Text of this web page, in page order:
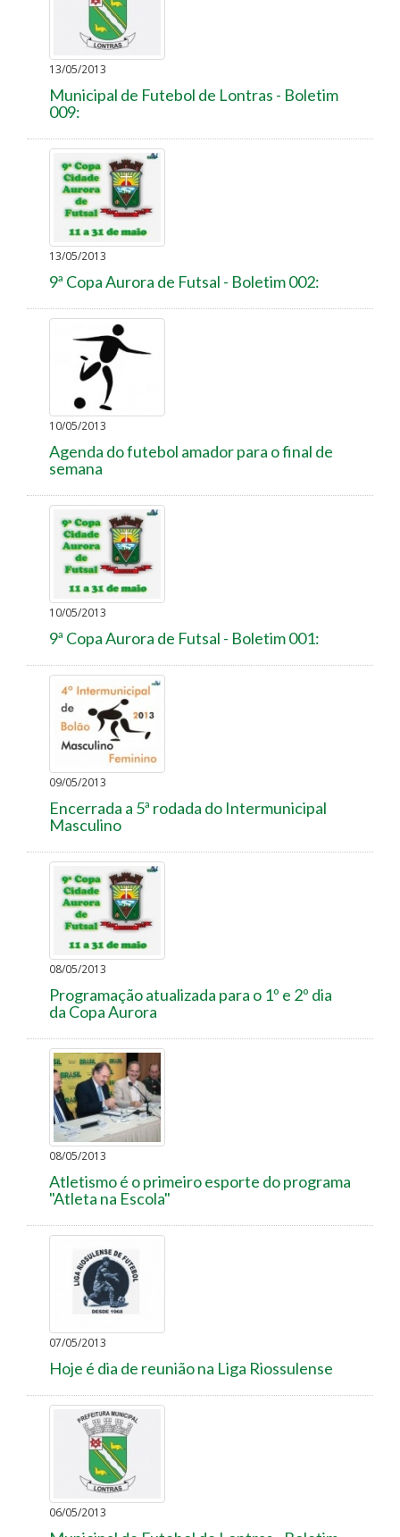
13/05/2013
Municipal de Futebol de Lontras - Boletim
009:
13/05/2013
9ª Copa Aurora de Futsal - Boletim 002:
10/05/2013
Agenda do futebol amador para o final de
semana
10/05/2013
9ª Copa Aurora de Futsal - Boletim 001:
09/05/2013
Encerrada a 5ª rodada do Intermunicipal
Masculino
08/05/2013
Programação atualizada para o 1º e 2º dia
da Copa Aurora
08/05/2013
Atletismo é o primeiro esporte do programa
"Atleta na Escola"
07/05/2013
Hoje é dia de reunião na Liga Riossulense
06/05/2013